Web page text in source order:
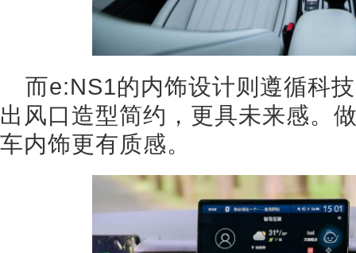
而e:NS1的内饰设计则遵循科
出风口造型简约，更具未来感。
车内饰更有质感。